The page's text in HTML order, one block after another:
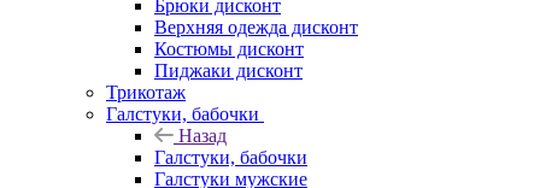
Брюки дисконт
Верхняя одежда дисконт
Костюмы дисконт
Пиджаки дисконт
Трикотаж
Галстуки, бабочки
Назад
Галстуки, бабочки
Галстуки мужские